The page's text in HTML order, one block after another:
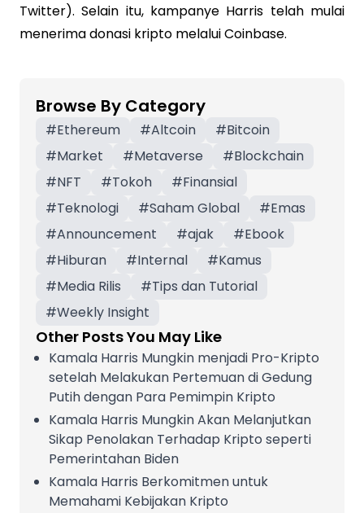
Twitter). Selain itu, kampanye Harris telah mulai
menerima donasi kripto melalui Coinbase.
Browse By Category
#Ethereum #Altcoin #Bitcoin
#Market #Metaverse #Blockchain
#NFT #Tokoh #Finansial
#Teknologi #Saham Global #Emas
#Announcement #ajak #Ebook
#Hiburan #Internal #Kamus
#Media Rilis #Tips dan Tutorial
#Weekly Insight
Other Posts You May Like
Kamala Harris Mungkin menjadi Pro-Kripto
setelah Melakukan Pertemuan di Gedung
Putih dengan Para Pemimpin Kripto
Kamala Harris Mungkin Akan Melanjutkan
Sikap Penolakan Terhadap Kripto seperti
Pemerintahan Biden
Kamala Harris Berkomitmen untuk
Memahami Kebijakan Kripto